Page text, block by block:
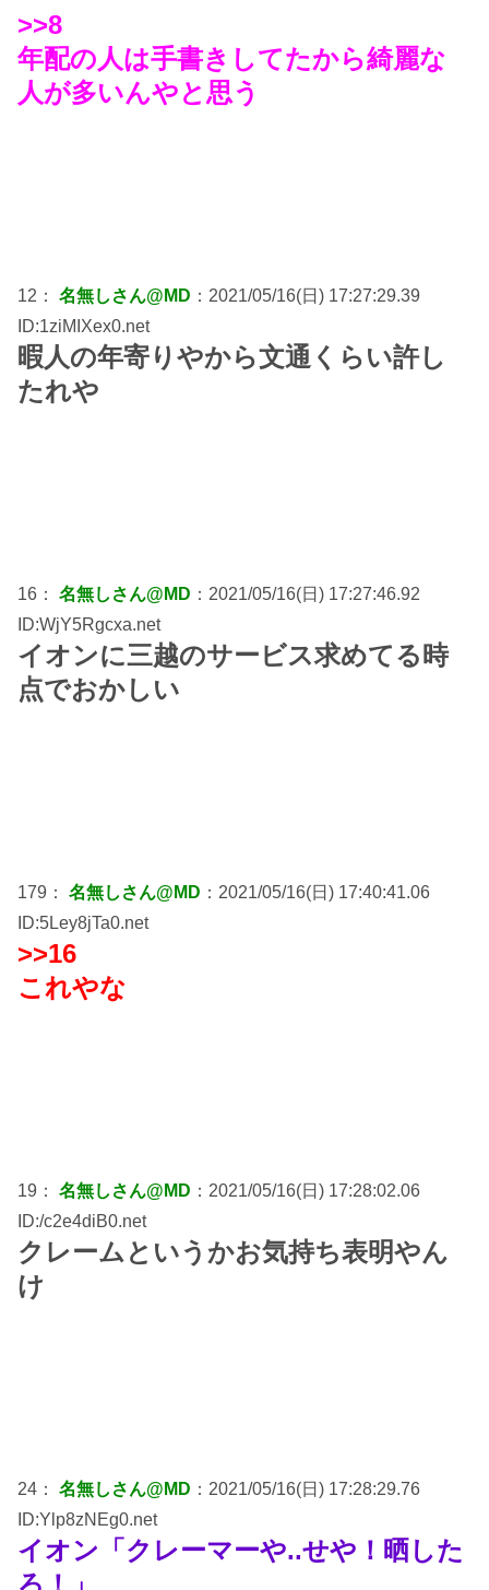
>>8
年配の人は手書きしてたから綺麗な
人が多いんやと思う
12： 名無しさん@MD ：2021/05/16(日) 17:27:29.39
ID:1ziMIXex0.net
暇人の年寄りやから文通くらい許し
たれや
16： 名無しさん@MD ：2021/05/16(日) 17:27:46.92
ID:WjY5Rgcxa.net
イオンに三越のサービス求めてる時
点でおかしい
179： 名無しさん@MD ：2021/05/16(日) 17:40:41.06
ID:5Ley8jTa0.net
>>16
これやな
19： 名無しさん@MD ：2021/05/16(日) 17:28:02.06
ID:/c2e4diB0.net
クレームというかお気持ち表明やん
け
24： 名無しさん@MD ：2021/05/16(日) 17:28:29.76
ID:Ylp8zNEg0.net
イオン「クレーマーや..せや！晒した